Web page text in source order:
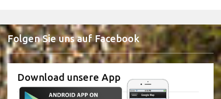
Folgen Sie uns auf Facebook
Download unsere App